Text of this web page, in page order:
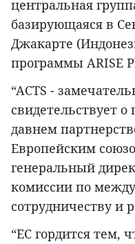
центральная
базирующаяся в
Джакарте
программы ARISE
“ACTS -
свидетельствует
давнем
Европейским
генеральный
комиссии по
сотрудничеству и
“ЕС гордится тем,